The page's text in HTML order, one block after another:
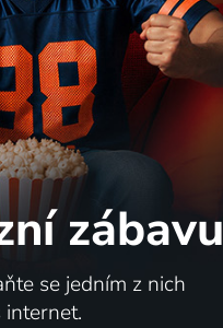
zábavu
se jedním z nich